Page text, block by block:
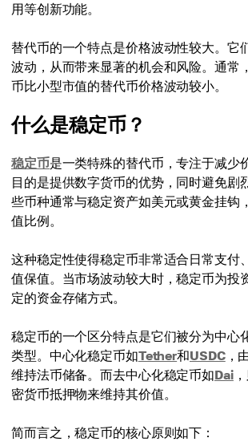
用等创新功能。
替代币的一个特点是价格波动性较大。它
波动，从而带来显著的机会和风险。通常
币比小型市值的替代币价格波动较小。
什么是稳定币？
稳定币是一类特殊的替代币，专注于减少
目的是提供数字货币的优势，同时避免剧
些币种通常与稳定资产如美元或黄金挂钩
值比例。
这种稳定性使得稳定币非常适合日常支付
值保值。当市场波动较大时，稳定币为投
定的资金存储方式。
稳定币的一个区分特点是它们被分为中心
类型。中心化稳定币如Tether和USDC，
维持法币储备。而去中心化稳定币如Dai
密货币抵押物来维持其价值。
简而言之，稳定币的核心原则如下：